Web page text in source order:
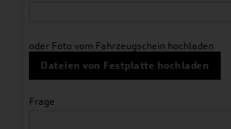
oder Foto vom Fahrzeugschein hochladen
Dateien von Festplatte hochladen
Frage